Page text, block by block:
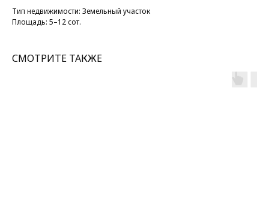
Тип недвижимости: Земельный участок
Площадь: 5–12 сот.
СМОТРИТЕ ТАКЖЕ